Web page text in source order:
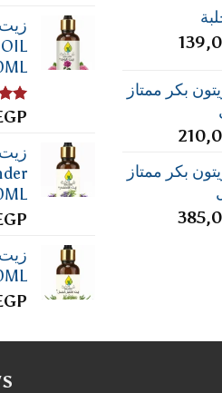
بكر ممتاز
بكر ممتاز
تم
5
زيت